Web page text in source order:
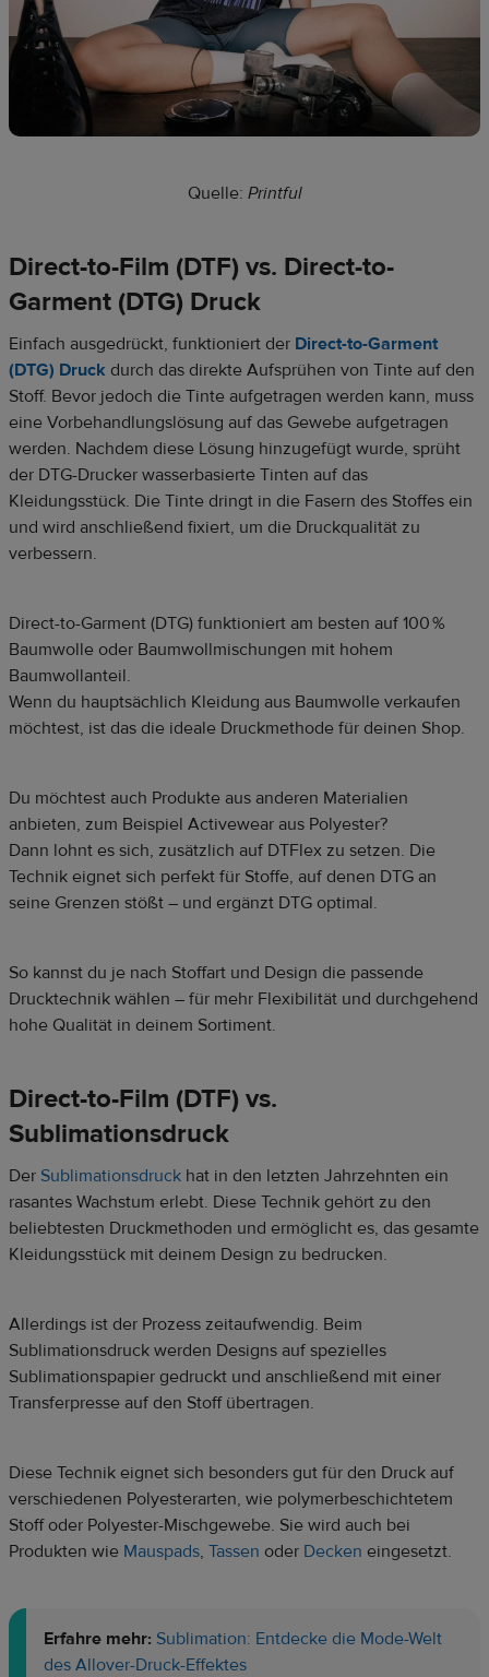
Quelle: Printful
Direct-to-Film (DTF) vs. Direct-to-
Garment (DTG) Druck
Einfach ausgedrückt, funktioniert der Direct-to-Garment
(DTG) Druck durch das direkte Aufsprühen von Tinte auf den
Stoff. Bevor jedoch die Tinte aufgetragen werden kann, muss
eine Vorbehandlungslösung auf das Gewebe aufgetragen
werden. Nachdem diese Lösung hinzugefügt wurde, sprüht
der DTG-Drucker wasserbasierte Tinten auf das
Kleidungsstück. Die Tinte dringt in die Fasern des Stoffes ein
und wird anschließend fixiert, um die Druckqualität zu
verbessern.
Direct-to-Garment (DTG) funktioniert am besten auf 100 %
Baumwolle oder Baumwollmischungen mit hohem
Baumwollanteil.
Wenn du hauptsächlich Kleidung aus Baumwolle verkaufen
möchtest, ist das die ideale Druckmethode für deinen Shop.
Du möchtest auch Produkte aus anderen Materialien
anbieten, zum Beispiel Activewear aus Polyester?
Dann lohnt es sich, zusätzlich auf DTFlex zu setzen. Die
Technik eignet sich perfekt für Stoffe, auf denen DTG an
seine Grenzen stößt – und ergänzt DTG optimal.
So kannst du je nach Stoffart und Design die passende
Drucktechnik wählen – für mehr Flexibilität und durchgehend
hohe Qualität in deinem Sortiment.
Direct-to-Film (DTF) vs.
Sublimationsdruck
Der Sublimationsdruck hat in den letzten Jahrzehnten ein
rasantes Wachstum erlebt. Diese Technik gehört zu den
beliebtesten Druckmethoden und ermöglicht es, das gesamte
Kleidungsstück mit deinem Design zu bedrucken.
Allerdings ist der Prozess zeitaufwendig. Beim
Sublimationsdruck werden Designs auf spezielles
Sublimationspapier gedruckt und anschließend mit einer
Transferpresse auf den Stoff übertragen.
Diese Technik eignet sich besonders gut für den Druck auf
verschiedenen Polyesterarten, wie polymerbeschichtetem
Stoff oder Polyester-Mischgewebe. Sie wird auch bei
Produkten wie Mauspads, Tassen oder Decken eingesetzt.
Erfahre mehr: Sublimation: Entdecke die Mode-Welt
des Allover-Druck-Effektes